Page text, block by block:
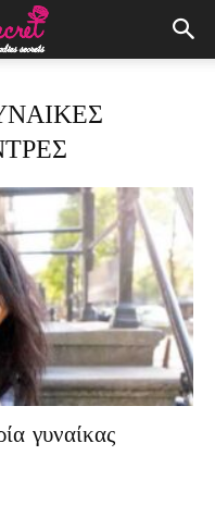
γυναίκας